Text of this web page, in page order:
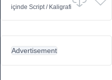
içinde Script/ Kaligrafi
Advertisement